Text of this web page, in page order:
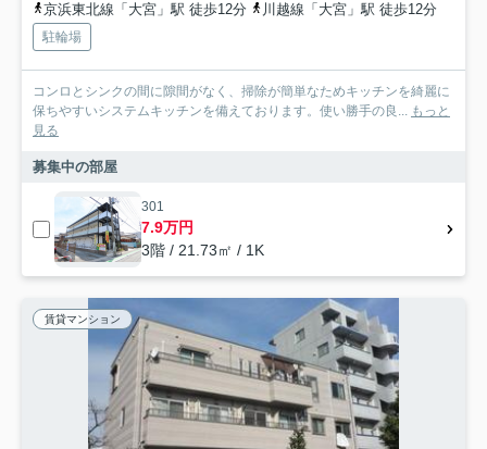
京浜東北線「大宮」駅 徒歩12分
川越線「大宮」駅 徒歩12分
駐輪場
コンロとシンクの間に隙間がなく、掃除が簡単なためキッチンを綺麗に
保ちやすいシステムキッチンを備えております。使い勝手の良... もっと
見る
募集中の部屋
301
7.9万円
3階 / 21.73㎡ / 1K
賃貸マンション